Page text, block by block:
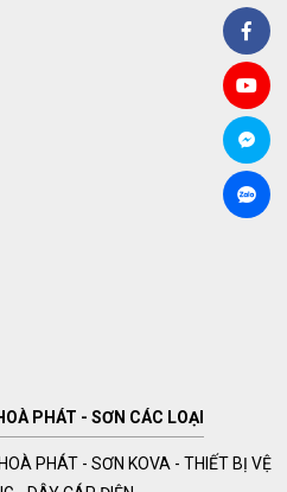
PHÁT - SƠN CÁC LOẠI
PHÁT - SƠN KOVA - THIẾT BỊ VỆ